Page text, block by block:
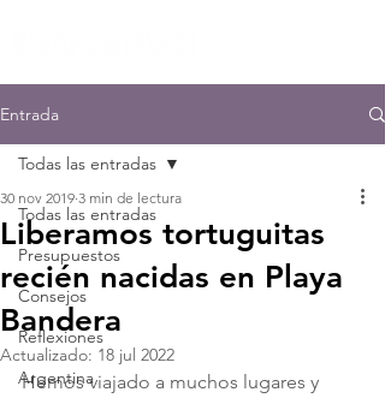
Entrada
Todas las entradas
Presupuestos
Consejos
Reflexiones
Argentina
Todas las entradas
Liberamos tortuguitas
recién nacidas en Playa
Bandera
30 nov 2019 3 min de lectura
Actualizado: 18 jul 2022
Hemos viajado a muchos lugares y